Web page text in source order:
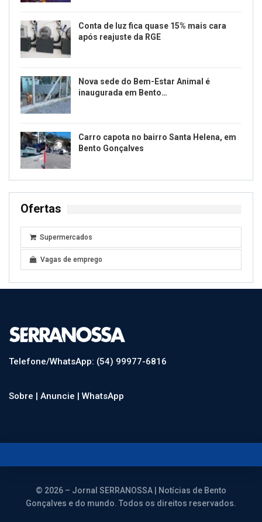
Conta de luz fica quase 15% mais cara
após reajuste da RGE
Nova sede do Bem-Estar Animal é
inaugurada em Bento…
Carro capota no bairro Santa Helena, em
Bento Gonçalves
Ofertas
Supermercados
Vagas de emprego
Telefone/WhatsApp: (54) 99977-6816
Sobre | Anuncie | WhatsApp
© 2026 – Jornal SERRANOSSA | Notícias de Bento
Gonçalves e do mundo. Todos os direitos reservados.